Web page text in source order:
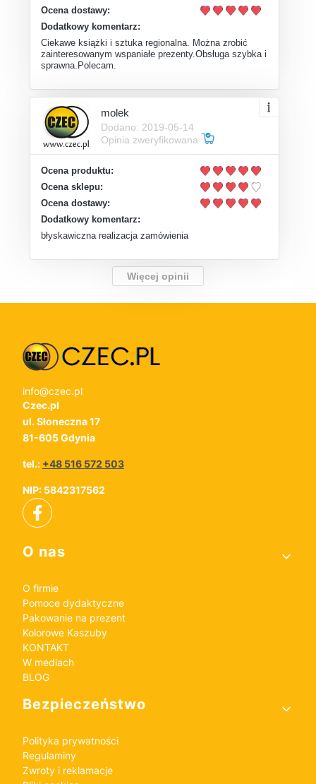
Ocena dostawy:
Dodatkowy komentarz:
Ciekawe książki i sztuka regionalna. Można zrobić
zainteresowanym wspaniałe prezenty.Obsługa szybka i
sprawna.Polecam.
molek
Dodano: 2019-05-14
Opinia zweryfikowana
Ocena produktu:
Ocena sklepu:
Ocena dostawy:
Dodatkowy komentarz:
błyskawiczna realizacja zamówienia
Więcej opinii
info@czec.pl
Czec.pl
ul. Słoneczna 17
81-605 Gdynia
tel.: +48 516 572 503
NIP: 5842317562
Linki w stopce
O nas
O firmie
Pomoce dydaktyczne
Pakowanie na prezent
Kolorowe Kaszuby
KONTAKT
W mediach
BLOG
Bezpieczeństwo
Polityka prywatności
Regulaminy
Zwroty i reklamacje